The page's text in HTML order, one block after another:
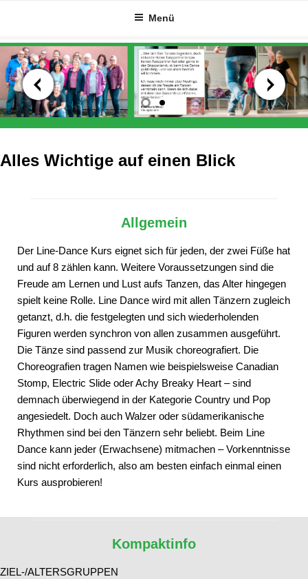
springen
Menü
Alles Wichtige auf einen Blick
Allgemein
Der Line-Dance Kurs eignet sich für jeden, der zwei Füße hat
und auf 8 zählen kann. Weitere Voraussetzungen sind die
Freude am Lernen und Lust aufs Tanzen, das Alter hingegen
spielt keine Rolle. Line Dance wird mit allen Tänzern zugleich
getanzt, d.h. die festgelegten und sich wiederholenden
Figuren werden synchron von allen zusammen ausgeführt.
Die Tänze sind passend zur Musik choreografiert. Die
Choreografien tragen Namen wie beispielsweise Canadian
Stomp, Electric Slide oder Achy Breaky Heart – sind
demnach überwiegend in der Kategorie Country und Pop
angesiedelt. Doch auch Walzer oder südamerikanische
Rhythmen sind bei den Tänzern sehr beliebt. Beim Line
Dance kann jeder (Erwachsene) mitmachen – Vorkenntnisse
sind nicht erforderlich, also am besten einfach einmal einen
Kurs ausprobieren!
Kompaktinfo
ZIEL-/ALTERSGRUPPEN